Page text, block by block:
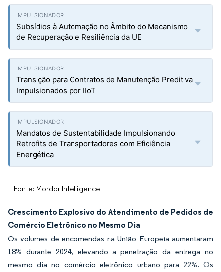
Subsídios à Automação no Âmbito do Mecanismo
de Recuperação e Resiliência da UE
Transição para Contratos de Manutenção Preditiva
Impulsionados por IIoT
Mandatos de Sustentabilidade Impulsionando
Retrofits de Transportadores com Eficiência
Energética
Fonte: Mordor Intelligence
Crescimento Explosivo do Atendimento de Pedidos de
Comércio Eletrônico no Mesmo Dia
Os volumes de encomendas na União Europeia aumentaram
18% durante 2024, elevando a penetração da entrega no
mesmo dia no comércio eletrônico urbano para 22%. Os